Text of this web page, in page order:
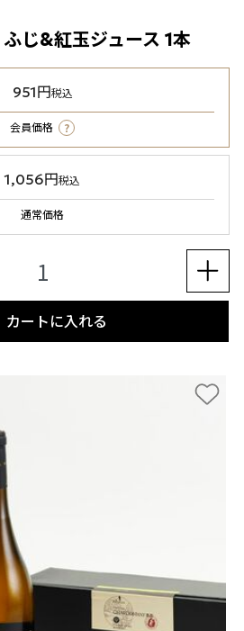
じ&紅玉ジュース 1本
951円税込
会員価格 ?
1,056円税込
通常価格
カートに入れる